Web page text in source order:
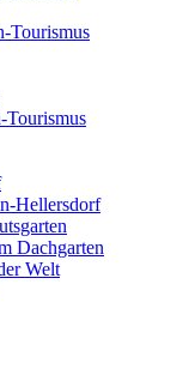
Tourismus
Tourismus
Hellersdorf
Dachgarten
Welt